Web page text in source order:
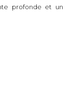
profonde et un